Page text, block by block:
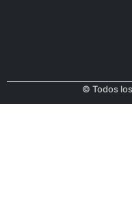
© Todos